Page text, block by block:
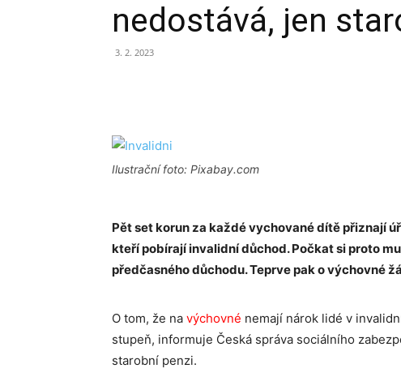
nedostává, jen
3. 2. 2023
Ilustrační foto: Pixabay.com
Pět set korun za každé vychované dítě přiznají
kteří pobírají invalidní důchod. Počkat si proto
předčasného důchodu. Teprve pak o výchovné
O tom, že na výchovné nemají nárok lidé v
stupeň, informuje Česká správa sociálního
starobní penzi.